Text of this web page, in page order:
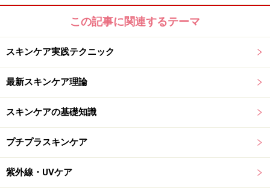
この記事に関連するテーマ
スキンケア実践テクニック
最新スキンケア理論
スキンケアの基礎知識
プチプラスキンケア
紫外線・UVケア